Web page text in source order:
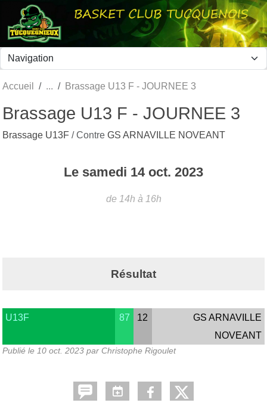
Accueil Brassage U13 F - JOURNEE 3
Brassage U13 F - JOURNEE 3
Brassage U13F / Contre GS ARNAVILLE NOVEANT
Le samedi 14 oct. 2023
de 14h à 16h
Résultat
U13F 87 12
GS ARNAVILLE
NOVEANT
Publié le 10 oct. 2023 par Christophe Rigoulet
Panneau de gestion des cookies